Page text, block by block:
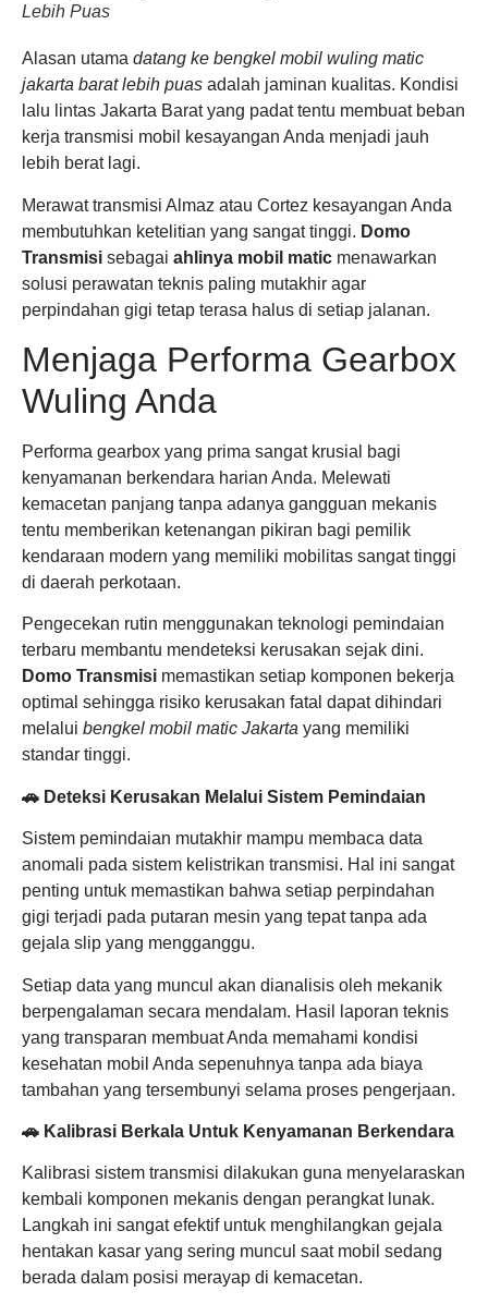
Lebih Puas
Alasan utama datang ke bengkel mobil wuling matic
jakarta barat lebih puas adalah jaminan kualitas. Kondisi
lalu lintas Jakarta Barat yang padat tentu membuat beban
kerja transmisi mobil kesayangan Anda menjadi jauh
lebih berat lagi.
Merawat transmisi Almaz atau Cortez kesayangan Anda
membutuhkan ketelitian yang sangat tinggi. Domo
Transmisi sebagai ahlinya mobil matic menawarkan
solusi perawatan teknis paling mutakhir agar
perpindahan gigi tetap terasa halus di setiap jalanan.
Menjaga Performa Gearbox
Wuling Anda
Performa gearbox yang prima sangat krusial bagi
kenyamanan berkendara harian Anda. Melewati
kemacetan panjang tanpa adanya gangguan mekanis
tentu memberikan ketenangan pikiran bagi pemilik
kendaraan modern yang memiliki mobilitas sangat tinggi
di daerah perkotaan.
Pengecekan rutin menggunakan teknologi pemindaian
terbaru membantu mendeteksi kerusakan sejak dini.
Domo Transmisi memastikan setiap komponen bekerja
optimal sehingga risiko kerusakan fatal dapat dihindari
melalui bengkel mobil matic Jakarta yang memiliki
standar tinggi.
🚗 Deteksi Kerusakan Melalui Sistem Pemindaian
Sistem pemindaian mutakhir mampu membaca data
anomali pada sistem kelistrikan transmisi. Hal ini sangat
penting untuk memastikan bahwa setiap perpindahan
gigi terjadi pada putaran mesin yang tepat tanpa ada
gejala slip yang mengganggu.
Setiap data yang muncul akan dianalisis oleh mekanik
berpengalaman secara mendalam. Hasil laporan teknis
yang transparan membuat Anda memahami kondisi
kesehatan mobil Anda sepenuhnya tanpa ada biaya
tambahan yang tersembunyi selama proses pengerjaan.
🚗 Kalibrasi Berkala Untuk Kenyamanan Berkendara
Kalibrasi sistem transmisi dilakukan guna menyelaraskan
kembali komponen mekanis dengan perangkat lunak.
Langkah ini sangat efektif untuk menghilangkan gejala
hentakan kasar yang sering muncul saat mobil sedang
berada dalam posisi merayap di kemacetan.